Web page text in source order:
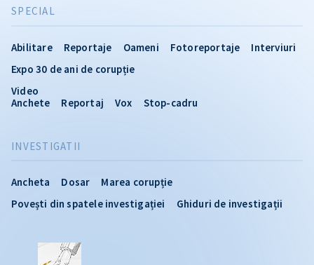
INVESTIGATII
Ancheta Dosar
Marea corupție
Povești din spatele investigației
Ghiduri de investigații
SPECIAL
Abilitare Reportaje Oameni Fotoreportaje
Interviuri
Expo 30 de ani de corupție
Video
Anchete
Reportaj Vox Stop-cadru